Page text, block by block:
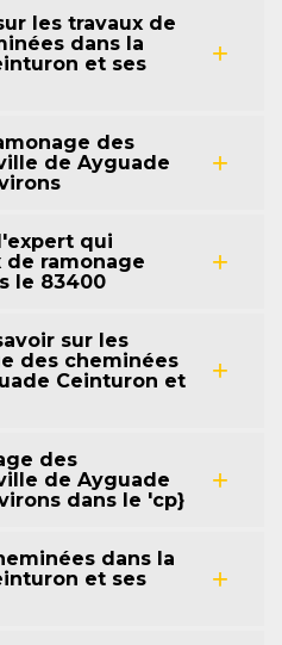
les travaux de
dans la
et ses
des
de Ayguade
qui
ramonage
le 83400
sur les
des cheminées
Ceinturon et
des
de Ayguade
dans le 'cp}
dans la
et ses